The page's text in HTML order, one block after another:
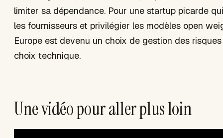
limiter sa dépendance. Pour une startup picarde
les fournisseurs et privilégier les modèles open
Europe est devenu un choix de gestion des
choix technique.
Une vidéo pour aller plus loin